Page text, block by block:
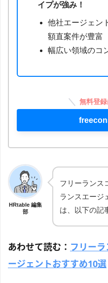
イプが強み！
他社エージェン
額直案件が豊富
幅広い領域のコ
無料登録
HRtable 編集
部
フリーランス
ランスエージ
は、以下の記
あわせて読む： フリー
ージェントおすすめ10選